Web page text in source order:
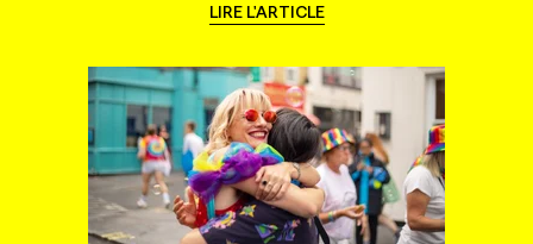
LIRE L'ARTICLE